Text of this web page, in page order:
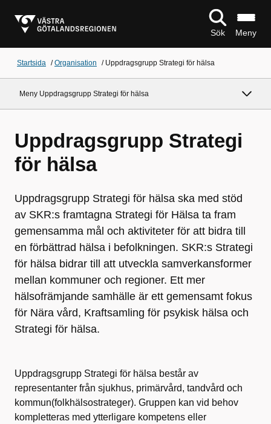
Sök Meny
Startsida /Organisation / Uppdragsgrupp Strategi för hälsa
Meny Uppdragsgrupp Strategi för hälsa
Uppdragsgrupp Strategi
för hälsa
Uppdragsgrupp Strategi för hälsa ska med stöd
av SKR:s framtagna Strategi för Hälsa ta fram
gemensamma mål och aktiviteter för att bidra till
en förbättrad hälsa i befolkningen. SKR:s Strategi
för hälsa bidrar till att utveckla samverkansformer
mellan kommuner och regioner. Ett mer
hälsofrämjande samhälle är ett gemensamt fokus
för Nära vård, Kraftsamling för psykisk hälsa och
Strategi för hälsa.
Uppdragsgrupp Strategi för hälsa består av
representanter från sjukhus, primärvård, tandvård och
kommun(folkhälsostrateger). Gruppen kan vid behov
kompletteras med ytterligare kompetens eller